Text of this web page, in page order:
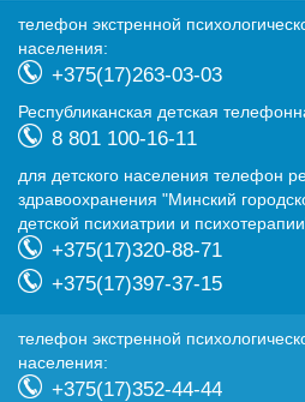
телефон экстренной
населения:
+375(17)263-03-03
Республиканская детская
8 801 100-16-11
для детского населения телефон
здравоохранения "Минский
детской психиатрии и
+375(17)320-88-71
+375(17)397-37-15
телефон экстренной
населения:
+375(17)352-44-44